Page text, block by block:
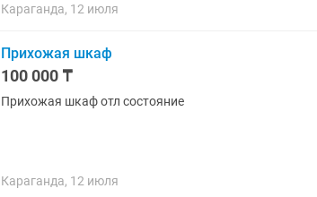
Караганда, 12 июля
Прихожая шкаф
100 000 ₸
Прихожая шкаф отл состояние
Караганда, 12 июля